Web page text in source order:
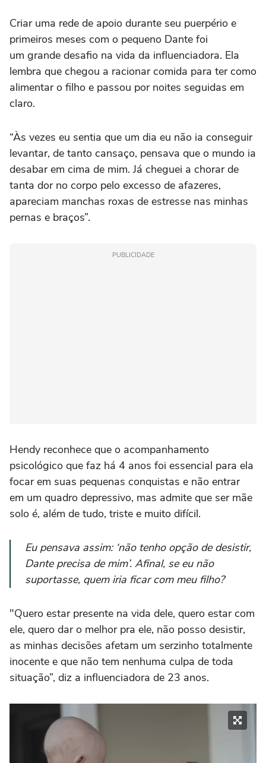
Criar uma rede de apoio durante seu puerpério e
primeiros meses com o pequeno Dante foi
um grande desafio na vida da influenciadora. Ela
lembra que chegou a racionar comida para ter como
alimentar o filho e passou por noites seguidas em
claro.
“Às vezes eu sentia que um dia eu não ia conseguir
levantar, de tanto cansaço, pensava que o mundo ia
desabar em cima de mim. Já cheguei a chorar de
tanta dor no corpo pelo excesso de afazeres,
apareciam manchas roxas de estresse nas minhas
pernas e braços”.
PUBLICIDADE
Hendy reconhece que o acompanhamento
psicológico que faz há 4 anos foi essencial para ela
focar em suas pequenas conquistas e não entrar
em um quadro depressivo, mas admite que ser mãe
solo é, além de tudo, triste e muito difícil.
Eu pensava assim: ‘não tenho opção de desistir,
Dante precisa de mim’. Afinal, se eu não
suportasse, quem iria ficar com meu filho?
"Quero estar presente na vida dele, quero estar com
ele, quero dar o melhor pra ele, não posso desistir,
as minhas decisões afetam um serzinho totalmente
inocente e que não tem nenhuma culpa de toda
situação”, diz a influenciadora de 23 anos.